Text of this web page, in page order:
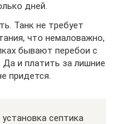
дней.
Танк не требует
что немаловажно,
бывают перебои с
Да и платить за лишние
придется.
септика